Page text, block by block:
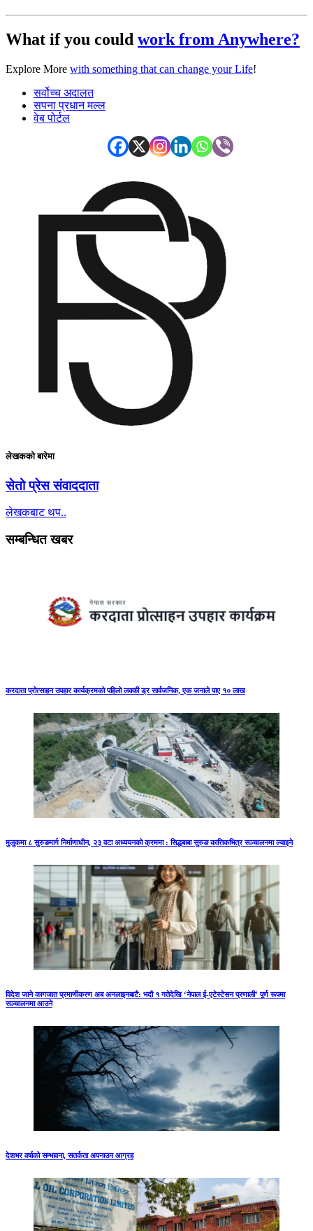
What if you could work from Anywhere?
Explore More with something that can change your Life!
सर्वोच्च अदालत
सपना प्रधान मल्ल
वेब पोर्टल
लेखकको बारेमा
सेतो प्रेस संवाददाता
लेखकबाट थप..
सम्बन्धित खबर
करदाता प्रोत्साहन उपहार कार्यक्रमको पहिलो लक्की ड्र सार्वजनिक, एक जनाले पाए १० लाख
मुलुकमा ८ सुरुङमार्ग निर्माणाधीन, २३ वटा अध्ययनको क्रममा : सिद्धबाबा सुरुङ कात्तिकभित्र सञ्चालनमा ल्याइने
विदेश जाने कागजात प्रमाणीकरण अब अनलाइनबाटै: भदौ १ गतेदेखि ‘नेपाल ई-एटेस्टेसन प्रणाली’ पूर्ण रूपमा
सञ्चालनमा आउने
देशभर वर्षाको सम्भावना, सतर्कता अपनाउन आग्रह